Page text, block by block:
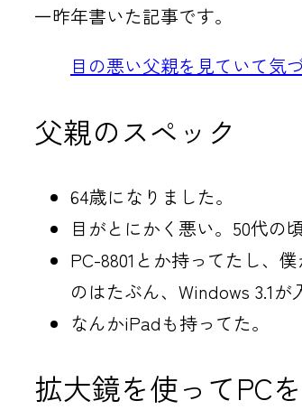
一昨年書いた記事です。
目の悪い父親を見ていて気
父親のスペック
64歳になりました。
目がとにかく悪い。50代の
PC-8801とか持ってたし、
のはたぶん、Windows 3.1が
なんかiPadも持ってた。
拡大鏡を使ってPC